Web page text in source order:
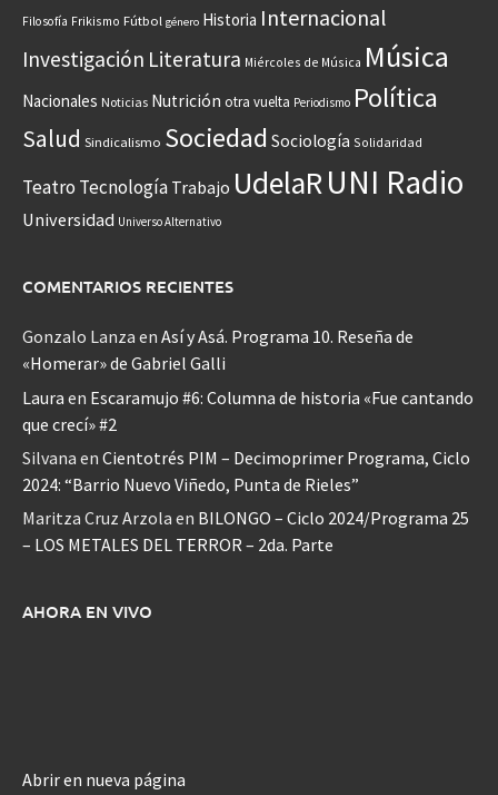
Filosofía Frikismo Fútbol género Historia Internacional
Investigación Literatura Miércoles de Música Música
Nacionales Noticias Nutrición otra vuelta Periodismo Política
Salud Sindicalismo Sociedad Sociología Solidaridad
Teatro Tecnología Trabajo UdelaRUNI Radio
Universidad Universo Alternativo
COMENTARIOS RECIENTES
Gonzalo Lanza en Así y Asá. Programa 10. Reseña de
«Homerar» de Gabriel Galli
Laura en Escaramujo #6: Columna de historia «Fue cantando
que crecí» #2
Silvana en Cientotrés PIM – Decimoprimer Programa, Ciclo
2024: “Barrio Nuevo Viñedo, Punta de Rieles”
Maritza Cruz Arzola en BILONGO – Ciclo 2024/Programa 25
– LOS METALES DEL TERROR – 2da. Parte
AHORA EN VIVO
Abrir en nueva página